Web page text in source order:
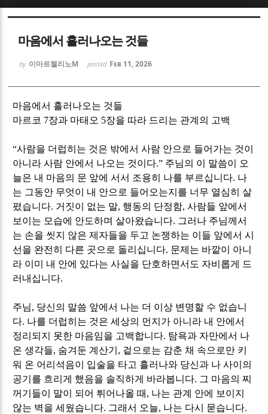
마음에서 흘러나오는 것들
by 이마르첼리노M posted Feb 11, 2026
마음에서 흘러나오는 것들
마르코 7장과 마태오 5장을 따라 드리는 관계의 고백
“사람을 더럽히는 것은 밖에서 사람 안으로 들어가는 것이
아니라 사람 안에서 나오는 것이다.” 주님의 이 말씀이 오
늘은 내 마음의 문 앞에 서서 조용히 나를 부르십니다. 나
는 그동안 무엇이 내 안으로 들어오는지를 너무 열심히 살
폈습니다. 거짓이 없는 말, 행동의 단정함,사람들 앞에서
보이는 모습에 안도하며 살아왔습니다. 그러나 주님께서
는 손을 씻지 않은 제자들을 두고 논쟁하는 이들 앞에서 시
선을 완전히 다른 곳으로 돌리십니다. 문제는 바깥이 아니
라 이미 내 안에 있다는 사실을 단호하면서도 자비롭게 드
러내십니다.
주님, 당신의 말씀 앞에서 나는 더 이상 변명할 수 없습니
다. 나를 더럽히는 것은 세상의 먼지가 아니라 내 안에서
정리되지 못한 마음임을 고백합니다. 탐욕과 자만에서 나
온 생각들, 숨겨둔 계산기 , 겉으로는 감춘 채 속으로만 키
워 온 어리석음이 입술을 타고 흘러나와 당신과 나 사이의
공기를 흐리게 했음을 솔직하게 바라봅니다. 그 마음의 찌
꺼기들이 말이 되어 튀어나올 때 , 나는 관계 안에 보이지
않는 벽을 세웠습니다. 그래서 오늘, 나는 다시 묻습니다.
Sketchbook5, 스케치북5
Sketchbook5, 스케치북5
Sketchbook5, 스케치북5
Sketchbook5, 스케치북5